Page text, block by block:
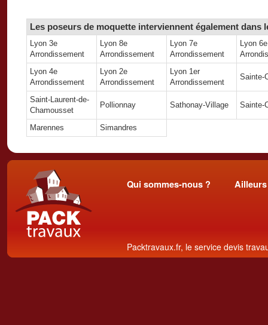
Les poseurs de moquette interviennent également dans
Lyon 3e
Arrondissement
Lyon 8e
Arrondissement
Lyon 7e
Arrondissement
Lyon 6e
Lyon 4e
Arrondissement
Lyon 2e
Arrondissement
Lyon 1er
Arrondissement
Sainte-
Saint-Laurent-de-
Chamousset
Pollionnay Sathonay-Village Sainte-
Marennes Simandres
Qui sommes-nous ?
Packtravaux.fr, le service devis